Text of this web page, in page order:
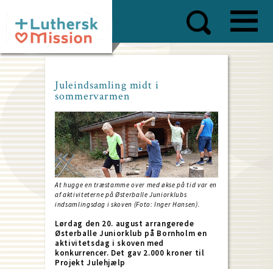
main
content
Juleindsamling midt i
sommervarmen
At hugge en træstamme over med økse på tid var en
af aktiviteterne på Østerballe Juniorklubs
indsamlingsdag i skoven (Foto: Inger Hansen).
Lørdag den 20. august arrangerede
Østerballe Juniorklub på Bornholm en
aktivitetsdag i skoven med
konkurrencer. Det gav 2.000 kroner til
Projekt Julehjælp